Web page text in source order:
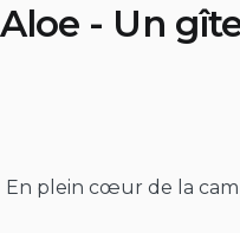
Aloe - Un
En plein cœur de la